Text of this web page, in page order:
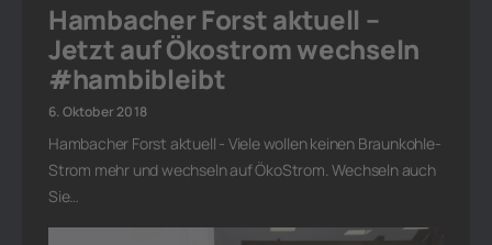
Hambacher Forst aktuell –
Jetzt auf Ökostrom wechseln
#hambibleibt
6. Oktober 2018
Hambacher Forst aktuell - Viele wollen keinen Braunkohle-
Strom mehr und wechseln auf ÖkoStrom. Wechseln auch
Sie…